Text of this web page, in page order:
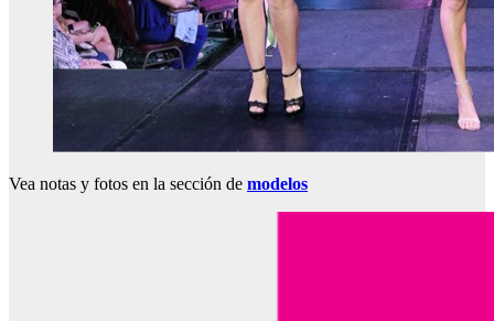
Vea notas y fotos en la sección de modelos